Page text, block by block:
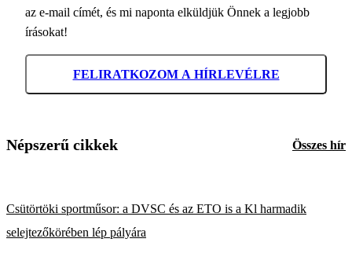
az e-mail címét, és mi naponta elküldjük Önnek a legjobb
írásokat!
FELIRATKOZOM A HÍRLEVÉLRE
Népszerű cikkek Összes hír
Csütörtöki sportműsor: a DVSC és az ETO is a Kl harmadik
selejtezőkörében lép pályára